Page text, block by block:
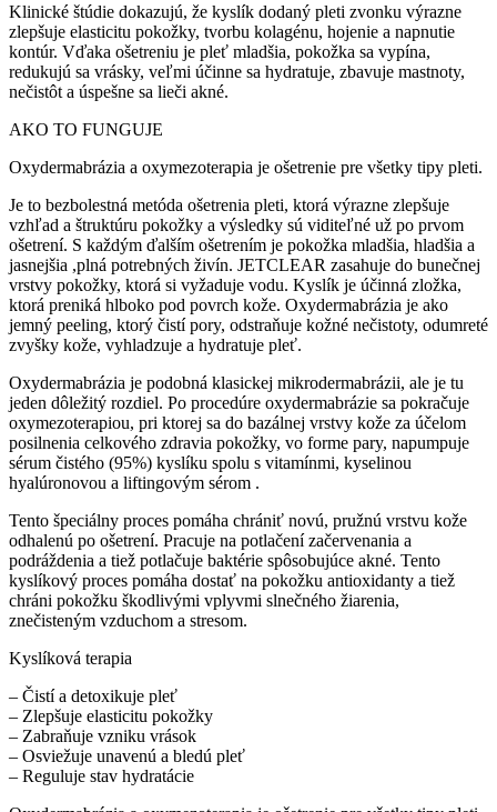
Klinické štúdie dokazujú, že kyslík dodaný pleti zvonku výrazne
zlepšuje elasticitu pokožky, tvorbu kolagénu, hojenie a napnutie
kontúr. Vďaka ošetreniu je pleť mladšia, pokožka sa vypína,
redukujú sa vrásky, veľmi účinne sa hydratuje, zbavuje mastnoty,
nečistôt a úspešne sa lieči akné.
AKO TO FUNGUJE
Oxydermabrázia a oxymezoterapia je ošetrenie pre všetky tipy pleti.
Je to bezbolestná metóda ošetrenia pleti, ktorá výrazne zlepšuje
vzhľad a štruktúru pokožky a výsledky sú viditeľné už po prvom
ošetrení. S každým ďalším ošetrením je pokožka mladšia, hladšia a
jasnejšia ,plná potrebných živín. JETCLEAR zasahuje do bunečnej
vrstvy pokožky, ktorá si vyžaduje vodu. Kyslík je účinná zložka,
ktorá preniká hlboko pod povrch kože. Oxydermabrázia je ako
jemný peeling, ktorý čistí pory, odstraňuje kožné nečistoty, odumreté
zvyšky kože, vyhladzuje a hydratuje pleť.
Oxydermabrázia je podobná klasickej mikrodermabrázii, ale je tu
jeden dôležitý rozdiel. Po procedúre oxydermabrázie sa pokračuje
oxymezoterapiou, pri ktorej sa do bazálnej vrstvy kože za účelom
posilnenia celkového zdravia pokožky, vo forme pary, napumpuje
sérum čistého (95%) kyslíku spolu s vitamínmi, kyselinou
hyalúronovou a liftingovým sérom .
Tento špeciálny proces pomáha chrániť novú, pružnú vrstvu kože
odhalenú po ošetrení. Pracuje na potlačení začervenania a
podráždenia a tiež potlačuje baktérie spôsobujúce akné. Tento
kyslíkový proces pomáha dostať na pokožku antioxidanty a tiež
chráni pokožku škodlivými vplyvmi slnečného žiarenia,
znečisteným vzduchom a stresom.
Kyslíková terapia
– Čistí a detoxikuje pleť
– Zlepšuje elasticitu pokožky
– Zabraňuje vzniku vrások
– Osviežuje unavenú a bledú pleť
– Reguluje stav hydratácie